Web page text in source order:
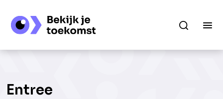
Entree